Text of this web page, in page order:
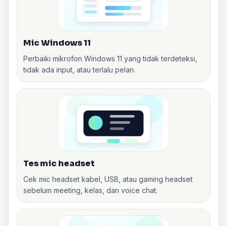
Mic Windows 11
Perbaiki mikrofon Windows 11 yang tidak terdeteksi,
tidak ada input, atau terlalu pelan.
Tes mic headset
Cek mic headset kabel, USB, atau gaming headset
sebelum meeting, kelas, dan voice chat.